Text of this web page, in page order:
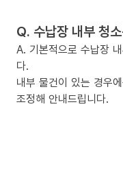
Q. 수납장 내부 청
A. 기본적으로 수납장
다.
내부 물건이 있는 경우
조정해 안내드립니다.